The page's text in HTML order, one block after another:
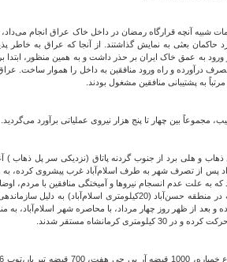
شبیه آنچه قرارگاه رمضان در داخل خاک عراق انجام
بعثی به نمایش گذاشتند. از آنجا که عراق به خاطر
ورود به عمق خاک ایران بر حذر داشت و به همین منظور،
و راه ورود منافقین به داخل را هموار ساخت.
به پشتیبانی منافقین مشغول بودند.
از طریق سرپل ذهاب و هلی برد از جنوب گردنه پاتاق (نزدیکی
با نشان منافقین وارد شهر شدند و در ساعت 20:21روز دوشنبه سوم مرداد پس از تصرف شهر به
که به علت عدم انسجام نیروها و آمیختگی منافقین با مردم،
منافقین درآمد. سپس با استفاده از تعداد زیادی تانک و خودرو، نیروهای پیاده به طرف کرمانشاه
آنان درگیر شده و بعد از ظهر روز چهار مرداد، با محاصره شهر
مستقر شدند.